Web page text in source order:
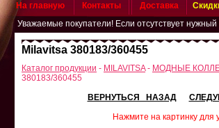
На главную Контакты Доставка
Уважаемые покупатели! Если отсутствует нужный
Milavitsa 380183/360455
Каталог продукции - MILAVITSA- МОДНЫЕ
380183/360455
ВЕРНУТЬСЯ НАЗАД
Нажмите на картинку для